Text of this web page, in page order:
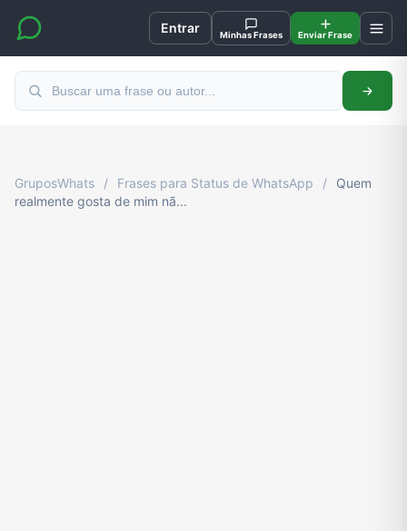
Entrar Minhas Frases Enviar Frase
GruposWhats / Frases para Status de WhatsApp /
Quem
realmente gosta de mim nã...